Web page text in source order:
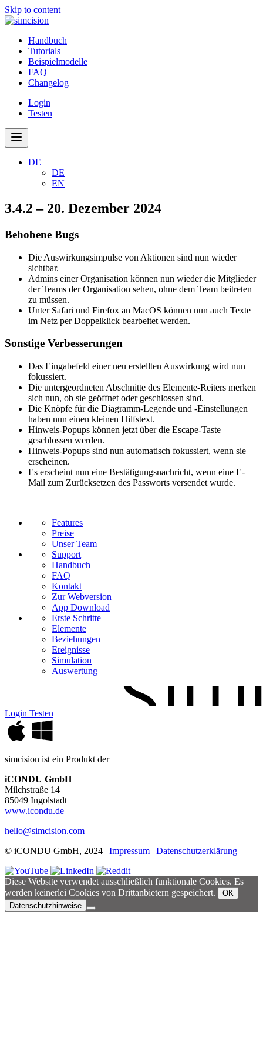
Skip to content
Handbuch
Tutorials
Beispielmodelle
FAQ
Changelog
Login
Testen
DE
DE
EN
3.4.2 – 20. Dezember 2024
Behobene Bugs
Die Auswirkungsimpulse von Aktionen sind nun wieder
sichtbar.
Admins einer Organisation können nun wieder die Mitglieder
der Teams der Organisation sehen, ohne dem Team beitreten
zu müssen.
Unter Safari und Firefox an MacOS können nun auch Texte
im Netz per Doppelklick bearbeitet werden.
Sonstige Verbesserungen
Das Eingabefeld einer neu erstellten Auswirkung wird nun
fokussiert.
Die untergeordneten Abschnitte des Elemente-Reiters merken
sich nun, ob sie geöffnet oder geschlossen sind.
Die Knöpfe für die Diagramm-Legende und -Einstellungen
haben nun einen kleinen Hilfstext.
Hinweis-Popups können jetzt über die Escape-Taste
geschlossen werden.
Hinweis-Popups sind nun automatisch fokussiert, wenn sie
erscheinen.
Es erscheint nun eine Bestätigungsnachricht, wenn eine E-
Mail zum Zurücksetzen des Passworts versendet wurde.
Features
Preise
Unser Team
Support
Handbuch
FAQ
Kontakt
Zur Webversion
App Download
Erste Schritte
Elemente
Beziehungen
Ereignisse
Simulation
Auswertung
Login Testen
simcision ist ein Produkt der
iCONDU GmbH
Milchstraße 14
85049 Ingolstadt
www.icondu.de
hello@simcision.com
© iCONDU GmbH, 2024 | Impressum | Datenschutzerklärung
Diese Website verwendet ausschließlich funktionale Cookies. Es
werden keinerlei Cookies von Drittanbietern gespeichert.
OK
Datenschutzhinweise